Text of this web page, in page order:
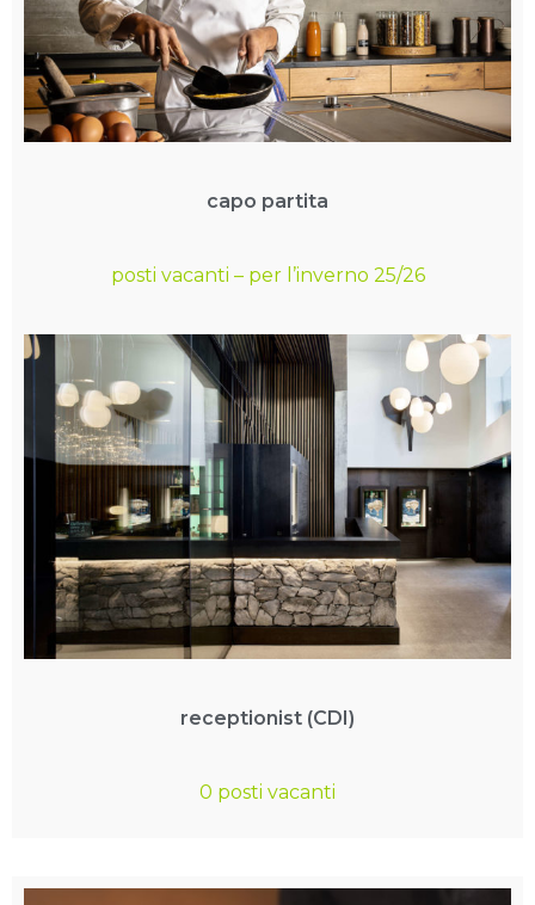
capo partita
posti vacanti – per l’inverno 25/26
receptionist (CDI)
0 posti vacanti